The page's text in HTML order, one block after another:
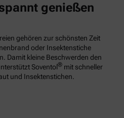
genießen
gehören zur schönsten Zeit
oder Insektenstiche
Damit kleine Beschwerden den
Soventol® mit schneller
und Insektenstichen.